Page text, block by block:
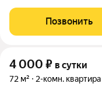
центральном округе
на проезжую часть -
Позвонить
4 000 ₽ в сутки
72 м² 2-комн. квартира